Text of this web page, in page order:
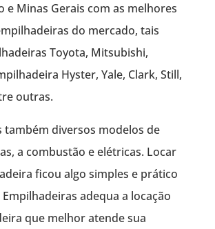
e Minas Gerais com as melhores
do mercado, tais
Toyota, Mitsubishi,
Hyster, Yale, Clark, Still,
outras.
também diversos modelos de
a combustão e elétricas. Locar
ficou algo simples e prático
Empilhadeiras adequa a locação
que melhor atende sua